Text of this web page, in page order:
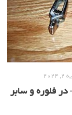
فلوره و سابر